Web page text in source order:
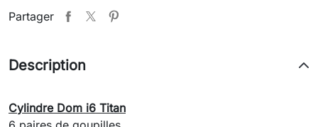
Partager
Description
Cylindre Dom i6 Titan